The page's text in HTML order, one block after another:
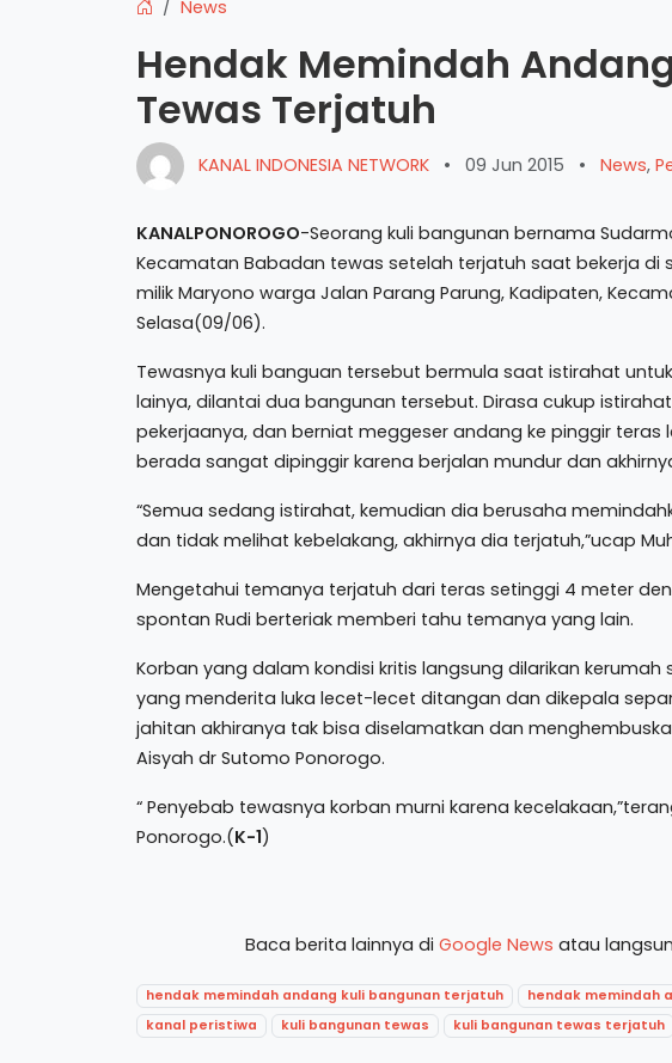
News
Hendak Memindah
Tewas Terjatuh
KANAL INDONESIA NETWORK • 09 Jun 2015 • News,
KANALPONOROGO-Seorang kuli bangunan bernama
Kecamatan Babadan tewas setelah terjatuh saat bekerja di
milik Maryono warga Jalan Parang Parung, Kadipaten,
Selasa(09/06).
Tewasnya kuli banguan tersebut bermula saat istirahat
lainya, dilantai dua bangunan tersebut. Dirasa cukup
pekerjaanya, dan berniat meggeser andang ke pinggir teras
berada sangat dipinggir karena berjalan mundur dan
“Semua sedang istirahat, kemudian dia berusaha
dan tidak melihat kebelakang, akhirnya dia terjatuh,”ucap
Mengetahui temanya terjatuh dari teras setinggi 4 meter
spontan Rudi berteriak memberi tahu temanya yang lain.
Korban yang dalam kondisi kritis langsung dilarikan kerumah
yang menderita luka lecet-lecet ditangan dan dikepala
jahitan akhiranya tak bisa diselamatkan dan
Aisyah dr Sutomo Ponorogo.
“ Penyebab tewasnya korban murni karena
Ponorogo.(K-1)
Baca berita lainnya di Google News atau
hendak memindah andang kuli bangunan terjatuh
hendak memindah
kanal peristiwa
kuli bangunan tewas kuli bangunan tewas terjatuh